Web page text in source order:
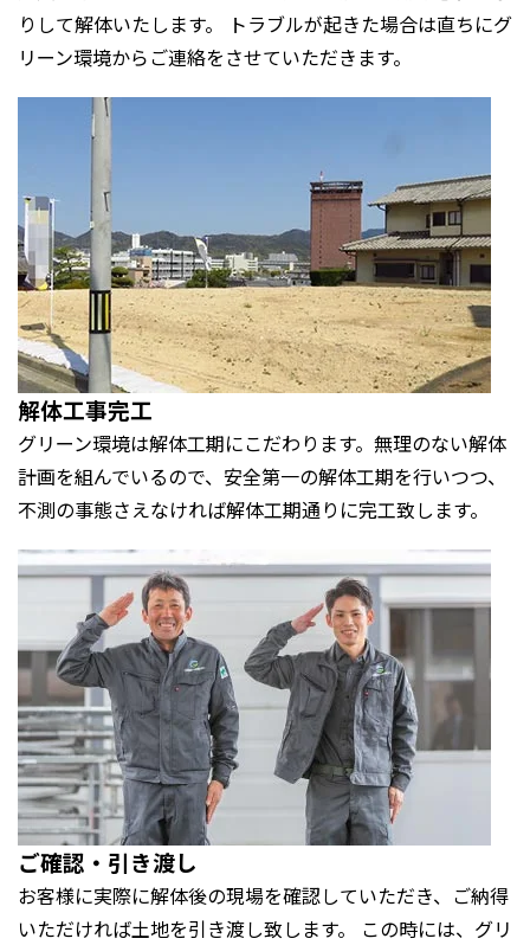
りして解体いたします。 トラブルが起きた場合は直ちにグ
リーン環境からご連絡をさせていただきます。
解体工事完工
グリーン環境は解体工期にこだわります。無理のない解体
計画を組んでいるので、安全第一の解体工期を行いつつ、
不測の事態さえなければ解体工期通りに完工致します。
ご確認・引き渡し
お客様に実際に解体後の現場を確認していただき、ご納得
いただければ土地を引き渡し致します。 この時には、グリ